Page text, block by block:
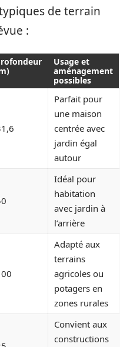
de terrain
:
Usage et
aménagement
possibles
Parfait pour
une maison
centrée avec
jardin égal
autour
Idéal pour
habitation
avec jardin à
l’arrière
Adapté aux
terrains
agricoles ou
potagers en
zones rurales
Convient aux
constructions